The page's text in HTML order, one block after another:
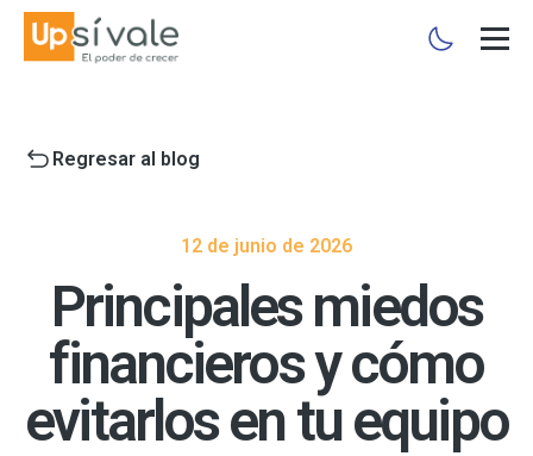
Regresar al blog
12 de junio de 2026
Principales miedos
financieros y cómo
evitarlos en tu equipo